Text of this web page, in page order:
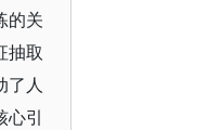
的关
抽取
了人
心引